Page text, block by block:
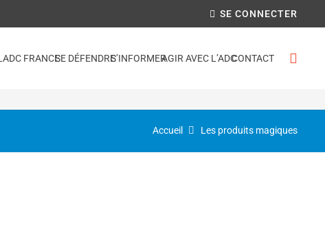
SE CONNECTER
ADC FRANCESE DÉFENDRES’INFORMERAGIR AVEC L’ADCCONTACT
Accueil Les produits magiques